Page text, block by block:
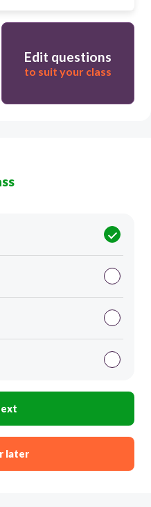
Edit questions
to suit your class
later